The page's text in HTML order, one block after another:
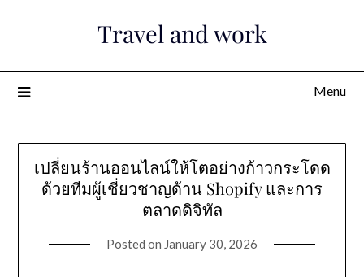
Travel and work
Menu
เปลี่ยนร้านออนไลน์ให้โตอย่างก้าวกระโดด
ด้วยทีมผู้เชี่ยวชาญด้าน Shopify และการ
ตลาดดิจิทัล
Posted on January 30, 2026